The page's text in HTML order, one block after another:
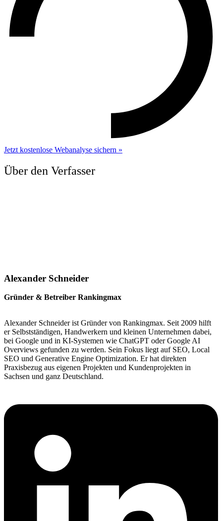
Jetzt kostenlose Webanalyse sichern »
Über den Verfasser
Alexander Schneider
Gründer & Betreiber Rankingmax
Alexander Schneider ist Gründer von Rankingmax. Seit 2009 hilft
er Selbstständigen, Handwerkern und kleinen Unternehmen dabei,
bei Google und in KI-Systemen wie ChatGPT oder Google AI
Overviews gefunden zu werden. Sein Fokus liegt auf SEO, Local
SEO und Generative Engine Optimization. Er hat direkten
Praxisbezug aus eigenen Projekten und Kundenprojekten in
Sachsen und ganz Deutschland.